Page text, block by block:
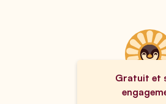
Gratuit et